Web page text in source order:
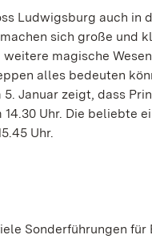
Ludwigsburg auch in
sich große und
magische
alles bedeuten
Januar zeigt, dass
Uhr. Die beliebte
Uhr.
Sonderführungen für